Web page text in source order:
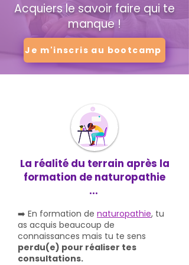
Acquiers le savoir faire qui te
manque !
Je m'inscris au bootcamp
La réalité du terrain après la
formation de naturopathie
...
➡️ En formation de naturopathie, tu
as acquis beaucoup de
connaissances mais tu te sens
perdu(e) pour réaliser tes
consultations.